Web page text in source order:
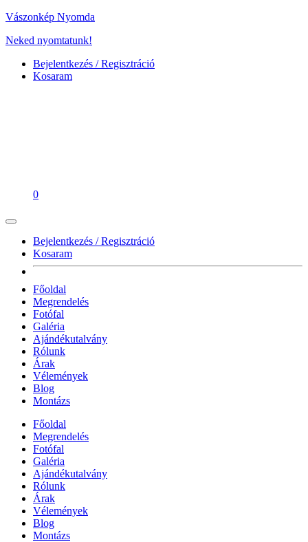
Vászonkép Nyomda
Neked nyomtatunk!
Bejelentkezés / Regisztráció
Kosaram
0
Bejelentkezés / Regisztráció
Kosaram
Főoldal
Megrendelés
Fotófal
Galéria
Ajándékutalvány
Rólunk
Árak
Vélemények
Blog
Montázs
Főoldal
Megrendelés
Fotófal
Galéria
Ajándékutalvány
Rólunk
Árak
Vélemények
Blog
Montázs